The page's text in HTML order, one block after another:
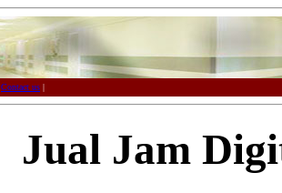
Contact us |
Jual Jam